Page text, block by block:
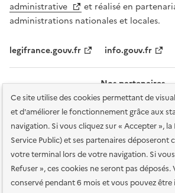
Ce site utilise des cookies permettant de
et d'améliorer le fonctionnement grâce aux
navigation. Si vous cliquez sur « Accepter »,
Service Public) et ses partenaires déposeront
votre terminal lors de votre navigation. Si
Refuser », ces cookies ne seront pas
conservé pendant 6 mois et vous pouvez
administrative
et réalisé en
administrations nationales et locales.
legifrance.gouv.fr info.gouv.fr
Nos partenaires
Plan du site Accessibilité : totalement conforme
services en ligne Mentions légales Données